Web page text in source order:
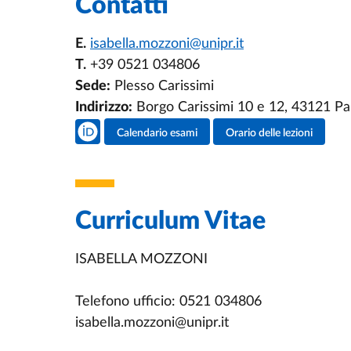
Contatti
E. isabella.mozzoni@unipr.it
T. +39 0521 034806
Sede: Plesso Carissimi
Indirizzo: Borgo Carissimi 10 e 12, 43121
Social del docente
Calendario esami Orario delle lezioni
Curriculum Vitae
ISABELLA MOZZONI
Telefono ufficio: 0521 034806
isabella.mozzoni@unipr.it